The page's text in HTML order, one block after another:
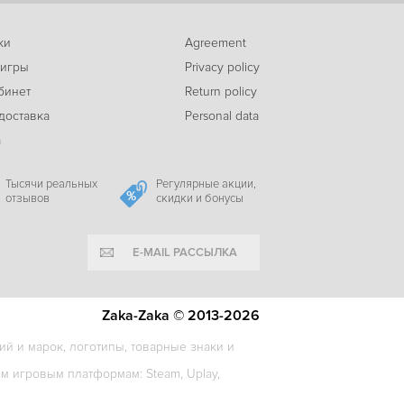
-57%
Don’t Be Afraid 2
599c
675
-77%
Noosphere
Agreement
Privacy policy
Return policy
Personal data
Тысячи реальных
отзывов
Регулярные акции,
скидки и бонусы
E-MAIL РАССЫЛКА
и марок, логотипы, товарные знаки и
игровым платформам: Steam, Uplay,
Zaka-Zaka © 2013-2026